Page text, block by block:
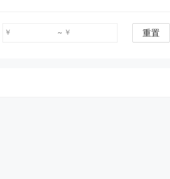
￥ ￥
~ 重置